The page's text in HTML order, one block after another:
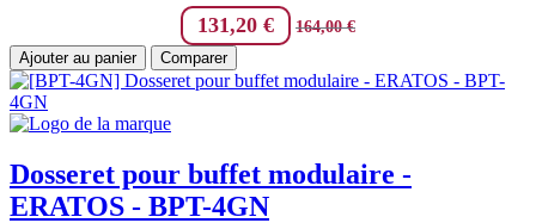
131,20 € 164,00€
Ajouter au panier
Comparer
Dosseret pour buffet modulaire -
ERATOS - BPT-4GN